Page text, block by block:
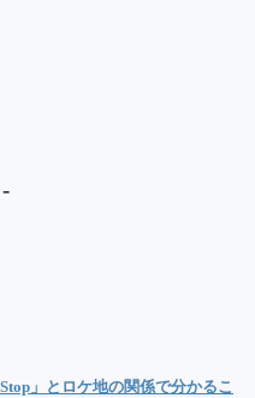
-
」とロケ地の関係で分かるこ